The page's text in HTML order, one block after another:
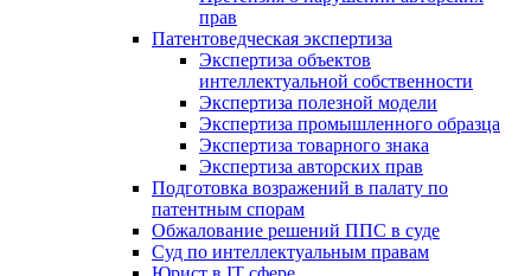
прав
Патентоведческая экспертиза
Экспертиза объектов
интеллектуальной собственности
Экспертиза полезной модели
Экспертиза промышленного образца
Экспертиза товарного знака
Экспертиза авторских прав
Подготовка возражений в палату по
патентным спорам
Обжалование решений ППС в суде
Суд по интеллектуальным правам